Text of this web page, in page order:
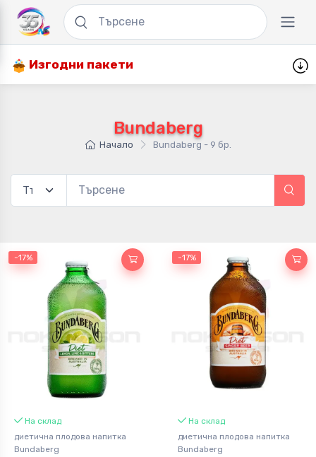
Изгодни пакети
Bundaberg
Начало Bundaberg - 9 бр.
-17%
На склад
диетична плодова напитка
Bundaberg
-17%
На склад
диетична плодова напитка
Bundaberg